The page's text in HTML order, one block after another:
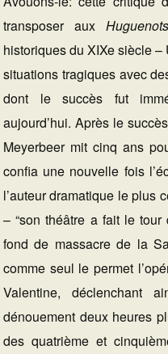
transposer aux Huguenots
historiques du XIXe siècle
situations tragiques avec
dont le succès fut
aujourd’hui. Après le
Meyerbeer mit cinq ans
confia une nouvelle fois
l’auteur dramatique le plus
– “son théâtre a fait le tour
fond de massacre de la
comme seul le permet
Valentine, déclenchant
dénouement deux heures
des quatrième et